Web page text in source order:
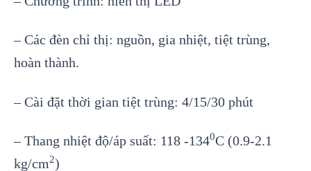
– Các đèn chỉ thị: nguồn, gia nhiệt, tiệt trùng,
hoàn thành.
– Cài đặt thời gian tiệt trùng: 4/15/30 phút
– Thang nhiệt độ/áp suất: 118 -1340C (0.9-2.1
kg/cm2)